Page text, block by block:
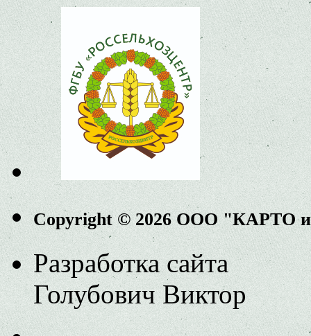
Copyright © 2026 ООО "КАРТО
Разработка сайта
Голубович Виктор